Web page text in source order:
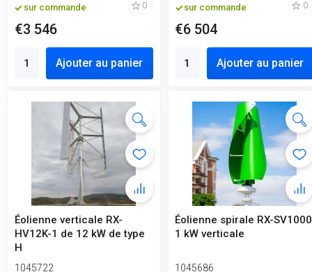
sur commande 0
€3 546
Ajouter au panier
sur commande 0
€6 504
Ajouter au panier
Éolienne verticale RX-
HV12K-1 de 12 kW de type
H
1045722
Éolienne spirale RX-SV1000
1 kW verticale
1045686